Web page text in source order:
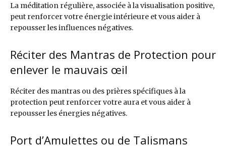
La méditation régulière, associée à la visualisation positive,
peut renforcer votre énergie intérieure et vous aider à
repousser les influences négatives.
Réciter des Mantras de Protection pour
enlever le mauvais œil
Réciter des mantras ou des prières spécifiques à la
protection peut renforcer votre aura et vous aider à
repousser les énergies négatives.
Port d’Amulettes ou de Talismans